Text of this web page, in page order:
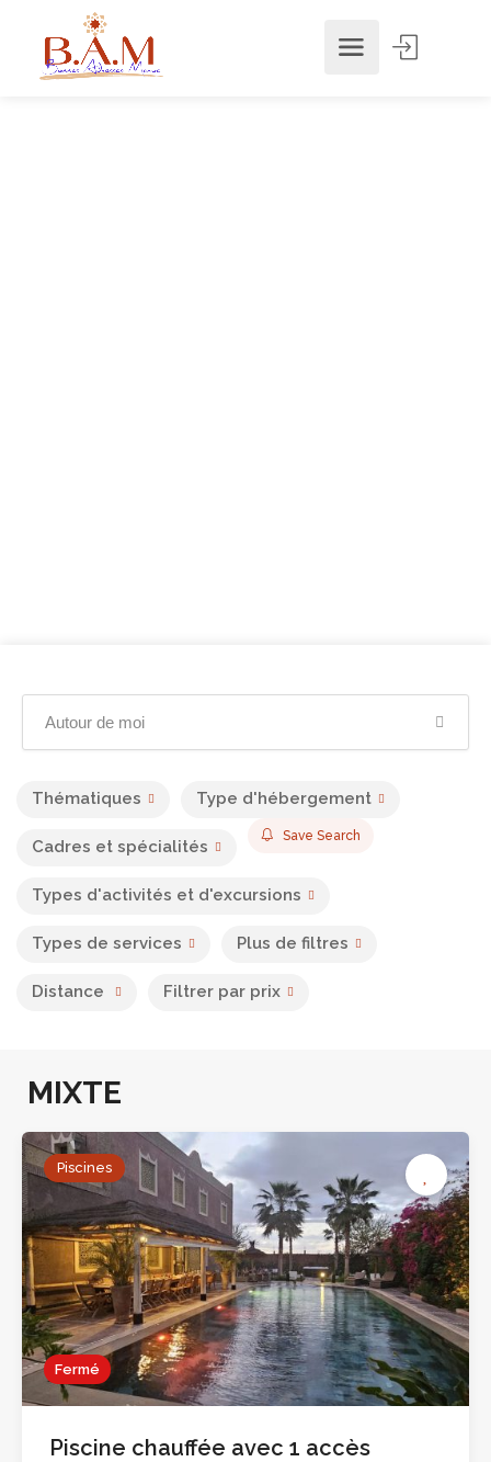
Thématiques Type d'hébergement
Cadres et spécialités
Types d'activités et d'excursions
Types de services Plus de filtres
Distance Filtrer par prix
Save Search
MIXTE
Fermé
Piscines
Piscine chauffée avec 1 accès